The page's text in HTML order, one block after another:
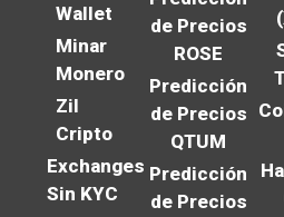
Wallet
Minar
Monero
Zil
Cripto
Exchanges
Sin KYC
de Precios
ROSE
Predicción
de Precios
QTUM
Predicción
de Precios